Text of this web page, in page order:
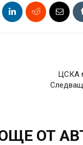
ЦСКА
ОТ